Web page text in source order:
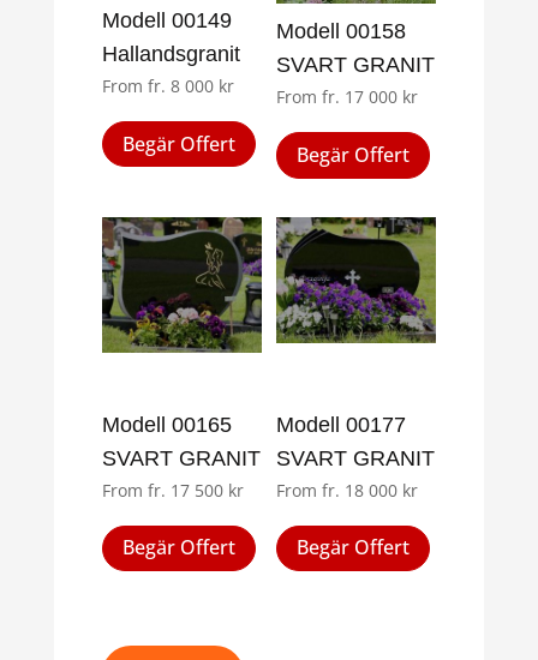
Modell 00149
Hallandsgranit
From fr. 8 000 kr
Begär Offert
här
produkten
flera
varianter.
De
olika
väljas
på
produktsidan
Modell 00158
SVART GRANIT
From fr. 17 000 kr
Begär Offert
här
har
flera
varianter.
De
olika
på
Modell 00165
SVART GRANIT
From fr. 17 500 kr
Begär Offert
Den
här
Modell 00177
SVART GRANIT
From fr. 18 000 kr
Begär Offert
här